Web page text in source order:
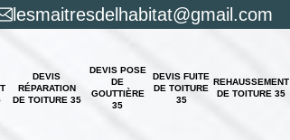
lesmaitresdelhabitat@gmail.com
DEVIS
RÉPARATION
DE TOITURE 35
DEVIS POSE
DE
GOUTTIÈRE
35
DEVIS FUITE
DE TOITURE
35
REHAUSSEMENT
DE TOITURE 35